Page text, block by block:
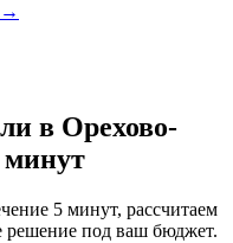
→
в Орехово-
минут
5 минут, рассчитаем
решение под ваш бюджет.